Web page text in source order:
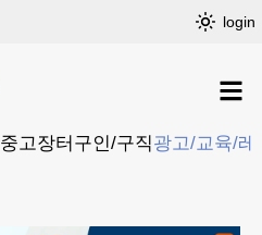
login
중고장터 구인/구직광고/교육/레